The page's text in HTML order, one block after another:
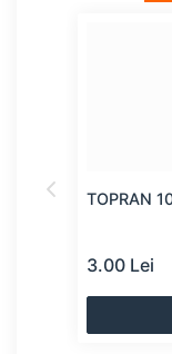
TOPRAN
3.00 Lei